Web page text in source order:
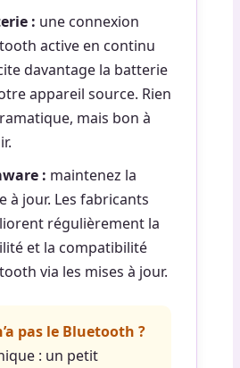
: une connexion
active en continu
davantage la batterie
appareil source. Rien
mais bon à
: maintenez la
à jour. Les fabricants
régulièrement la
et la compatibilité
via les mises à jour.
pas le Bluetooth ?
: un petit